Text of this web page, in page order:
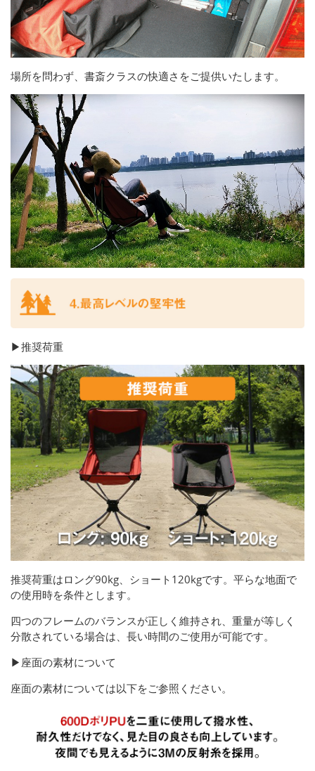
場所を問わず、書斎クラスの快適さをご提供いたします。
▶推奨荷重
推奨荷重はロング90kg、ショート120kgです。平らな地面で
の使用時を条件とします。
四つのフレームのバランスが正しく維持され、重量が等しく
分散されている場合は、長い時間のご使用が可能です。
▶座面の素材について
座面の素材については以下をご参照ください。